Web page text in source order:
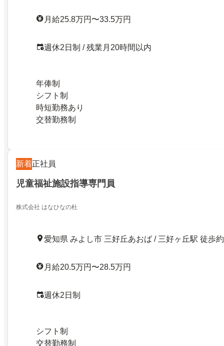
月給25.8万円〜33.5万円
週休2日制 / 残業月20時間以内
年俸制
シフト制
時短勤務あり
交替勤務制
新着正社員
児童福祉施設指導専門員
株式会社 はなひなの杜
愛知県 みよし市 三好丘あおば / 三好ヶ丘駅 徒歩
月給20.5万円〜28.5万円
週休2日制
シフト制
交替勤務制